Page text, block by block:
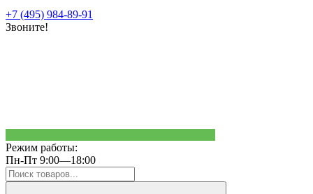
+7 (495) 984-89-91
Звоните!
Режим работы:
Пн-Пт 9:00—18:00